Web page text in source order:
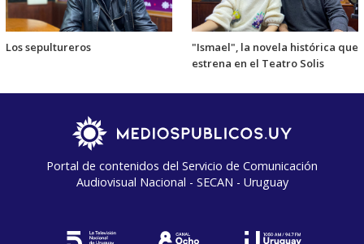
Los sepultureros
"Ismael", la novela histórica que
estrena en el Teatro Solis
Portal de contenidos del Servicio de Comunicación
Audiovisual Nacional - SECAN - Uruguay